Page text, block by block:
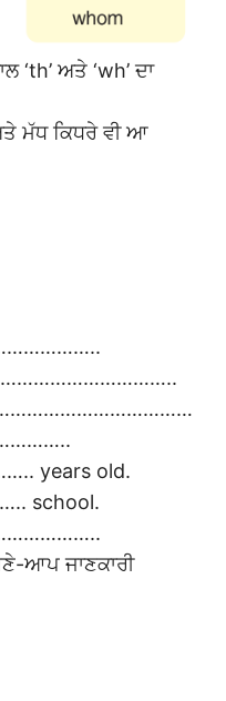
‘th’ ਅਤੇ ‘wh’ ਦਾ
ਮੱਧ ਕਿਧਰੇ ਵੀ ਆ
……………………………..
is ………………………………
years old.
school.
ਆਪ ਜਾਣਕਾਰੀ